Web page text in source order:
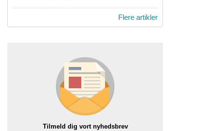
Flere artikler
Tilmeld dig vort nyhedsbrev